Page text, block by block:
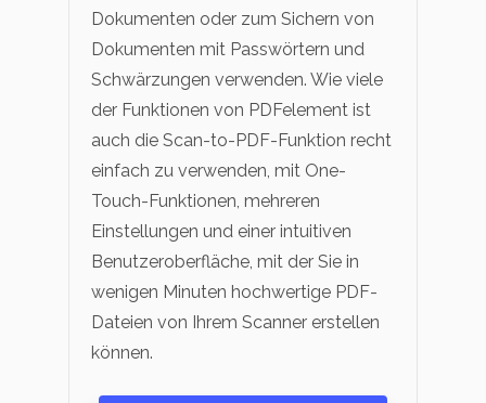
Dokumenten oder zum Sichern von
Dokumenten mit Passwörtern und
Schwärzungen verwenden. Wie viele
der Funktionen von PDFelement ist
auch die Scan-to-PDF-Funktion recht
einfach zu verwenden, mit One-
Touch-Funktionen, mehreren
Einstellungen und einer intuitiven
Benutzeroberfläche, mit der Sie in
wenigen Minuten hochwertige PDF-
Dateien von Ihrem Scanner erstellen
können.